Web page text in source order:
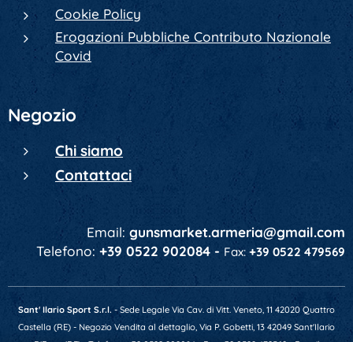
Cookie Policy
Erogazioni Pubbliche Contributo Nazionale
Covid
Negozio
Chi siamo
Contattaci
Email: gunsmarket.armeria@gmail.com
Telefono: +39 0522 902084 - Fax: +39 0522 479569
Sant' Ilario Sport S.r.l. - Sede Legale Via Cav. di Vitt. Veneto, 11 42020 Quattro
Castella (RE) - Negozio Vendita al dettaglio, Via P. Gobetti, 13 42049 Sant'Ilario